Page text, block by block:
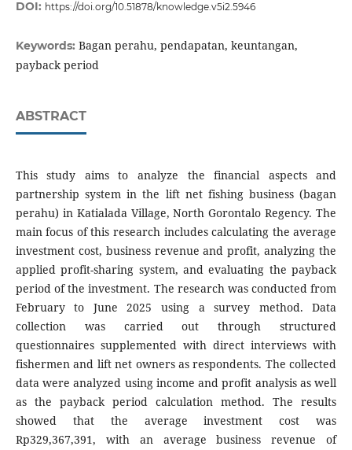
DOI: https://doi.org/10.51878/knowledge.v5i2.5946
Keywords: Bagan perahu, pendapatan, keuntangan,
payback period
ABSTRACT
This study aims to analyze the financial aspects and
partnership system in the lift net fishing business (bagan
perahu) in Katialada Village, North Gorontalo Regency. The
main focus of this research includes calculating the average
investment cost, business revenue and profit, analyzing the
applied profit-sharing system, and evaluating the payback
period of the investment. The research was conducted from
February to June 2025 using a survey method. Data
collection was carried out through structured
questionnaires supplemented with direct interviews with
fishermen and lift net owners as respondents. The collected
data were analyzed using income and profit analysis as well
as the payback period calculation method. The results
showed that the average investment cost was
Rp329,367,391, with an average business revenue of